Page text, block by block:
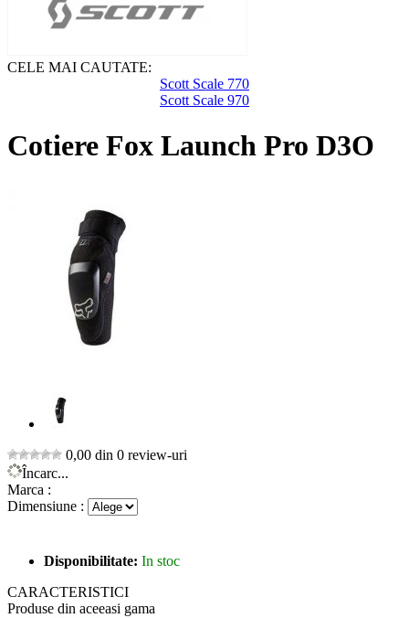
CELE MAI CAUTATE:
Scott Scale 770
Scott Scale 970
Cotiere Fox Launch Pro D3O
0,00 din 0 review-uri
Încarc...
Marca :
Dimensiune :
Disponibilitate: In stoc
CARACTERISTICI
Produse din aceeasi gama